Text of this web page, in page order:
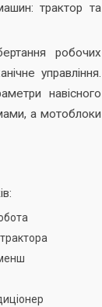
трактор та
робочих
управління.
навісного
а мотоблоки